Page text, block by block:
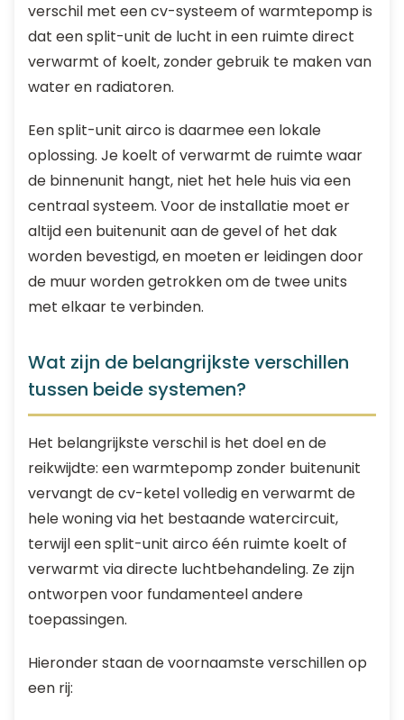
verschil met een cv-systeem of warmtepomp is
dat een split-unit de lucht in een ruimte direct
verwarmt of koelt, zonder gebruik te maken van
water en radiatoren.
Een split-unit airco is daarmee een lokale
oplossing. Je koelt of verwarmt de ruimte waar
de binnenunit hangt, niet het hele huis via een
centraal systeem. Voor de installatie moet er
altijd een buitenunit aan de gevel of het dak
worden bevestigd, en moeten er leidingen door
de muur worden getrokken om de twee units
met elkaar te verbinden.
Wat zijn de belangrijkste verschillen
tussen beide systemen?
Het belangrijkste verschil is het doel en de
reikwijdte: een warmtepomp zonder buitenunit
vervangt de cv-ketel volledig en verwarmt de
hele woning via het bestaande watercircuit,
terwijl een split-unit airco één ruimte koelt of
verwarmt via directe luchtbehandeling. Ze zijn
ontworpen voor fundamenteel andere
toepassingen.
Hieronder staan de voornaamste verschillen op
een rij: